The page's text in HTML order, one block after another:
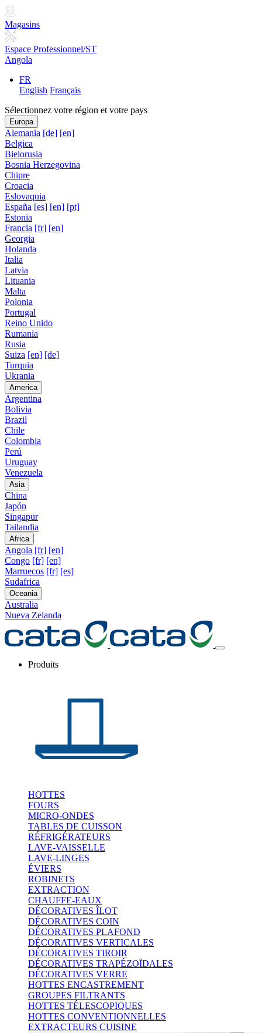
Magasins
Espace Professionnel/ST
Angola
FR
English Français
Sélectionnez votre région et votre pays
Europa
Alemania [de] [en]
Belgica
Bielorusia
Bosnia Herzegovina
Chipre
Croacia
Eslovaquia
España [es] [en] [pt]
Estonia
Francia [fr] [en]
Georgia
Holanda
Italia
Latvia
Lituania
Malta
Polonia
Portugal
Reino Unido
Rumania
Rusia
Suiza [en] [de]
Turquia
Ukrania
America
Argentina
Bolivia
Brazil
Chile
Colombia
Perú
Uruguay
Venezuela
Asia
China
Japón
Singapur
Tailandia
Africa
Angola [fr] [en]
Congo [fr] [en]
Marruecos [fr] [es]
Sudafrica
Oceania
Australia
Nueva Zelanda
Produits
HOTTES
FOURS
MICRO-ONDES
TABLES DE CUISSON
RÉFRIGÉRATEURS
LAVE-VAISSELLE
LAVE-LINGES
ÉVIERS
ROBINETS
EXTRACTION
CHAUFFE-EAUX
DÉCORATIVES ÎLOT
DÉCORATIVES COIN
DÉCORATIVES PLAFOND
DÉCORATIVES VERTICALES
DÉCORATIVES TIROIR
DÉCORATIVES TRAPÉZOÏDALES
DÉCORATIVES VERRE
HOTTES ENCASTREMENT
GROUPES FILTRANTS
HOTTES TÉLESCOPIQUES
HOTTES CONVENTIONNELLES
EXTRACTEURS CUISINE